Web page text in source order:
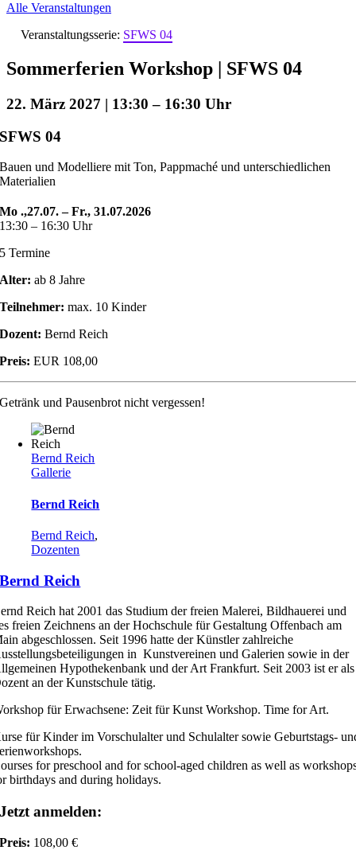
Alle Veranstaltungen
Veranstaltungsserie: SFWS 04
Sommerferien Workshop | SFWS 04
22. März 2027 | 13:30 – 16:30
SFWS 04
Bauen und Modelliere mit Ton, Pappmaché und unterschiedlichen
Materialien
Mo .,27.07. – Fr., 31.07.2026
13:30 – 16:30 Uhr
5 Termine
Alter: ab 8 Jahre
Teilnehmer: max. 10 Kinder
Dozent: Bernd Reich
Preis: EUR 108,00
Getränk und Pausenbrot nicht vergessen!
Bernd Reich
Gallerie
Bernd Reich
Bernd Reich,
Dozenten
Bernd Reich
Reich hat 2001 das Studium der freien Malerei, Bildhauerei und
freien Zeichnens an der Hochschule für Gestaltung Offenbach am
abgeschlossen. Seit 1996 hatte der Künstler zahlreiche
in Kunstvereinen und Galerien sowie in der
Hypothekenbank und der Art Frankfurt. Seit 2003 ist er als
an der Kunstschule tätig.
für Erwachsene: Zeit für Kunst Workshop. Time for Art.
für Kinder im Vorschulalter und Schulalter sowie Geburtstags-
for preschool and for school-aged children as well as
birthdays and during holidays.
Jetzt anmelden:
Preis: 108,00 €